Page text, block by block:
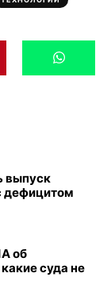
выпуск
дефицитом
об
суда не